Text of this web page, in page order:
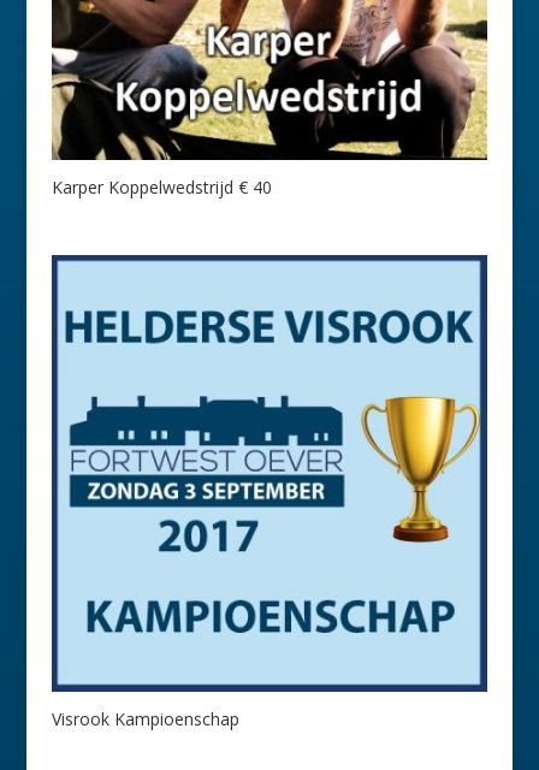
Karper Koppelwedstrijd € 40
Visrook Kampioenschap